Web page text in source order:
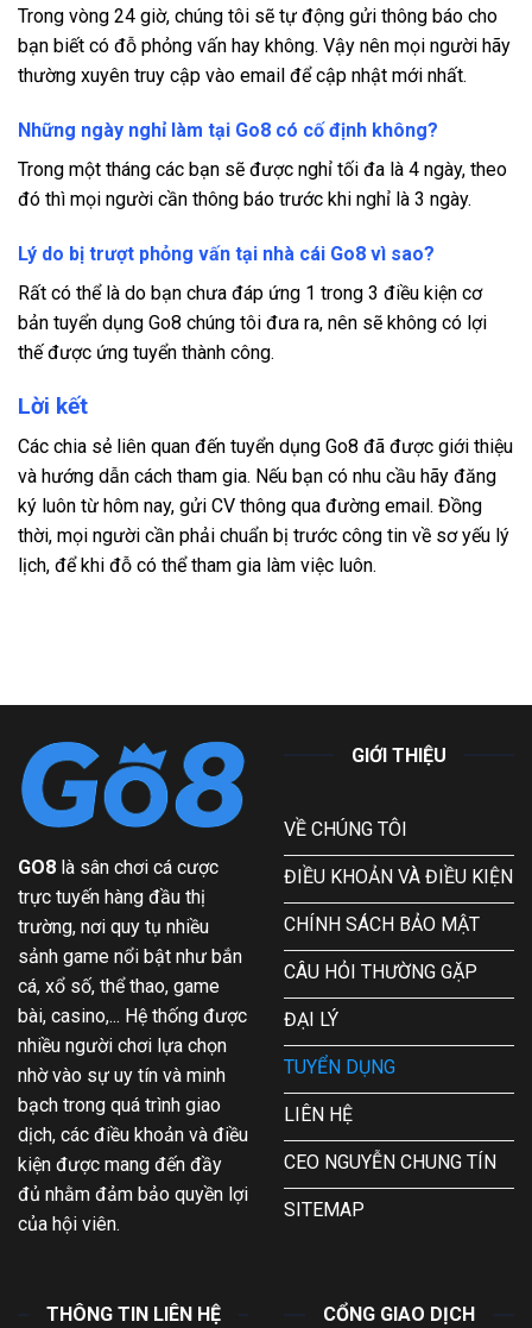
Trong vòng 24 giờ, chúng tôi sẽ tự động gửi thông báo cho
bạn biết có đỗ phỏng vấn hay không. Vậy nên mọi người hãy
thường xuyên truy cập vào email để cập nhật mới nhất.
Những ngày nghỉ làm tại Go8 có cố định không?
Trong một tháng các bạn sẽ được nghỉ tối đa là 4 ngày, theo
đó thì mọi người cần thông báo trước khi nghỉ là 3 ngày.
Lý do bị trượt phỏng vấn tại nhà cái Go8 vì sao?
Rất có thể là do bạn chưa đáp ứng 1 trong 3 điều kiện cơ
bản tuyển dụng Go8 chúng tôi đưa ra, nên sẽ không có lợi
thế được ứng tuyển thành công.
Lời kết
Các chia sẻ liên quan đến tuyển dụng Go8 đã được giới thiệu
và hướng dẫn cách tham gia. Nếu bạn có nhu cầu hãy đăng
ký luôn từ hôm nay, gửi CV thông qua đường email. Đồng
thời, mọi người cần phải chuẩn bị trước công tin về sơ yếu lý
lịch, để khi đỗ có thể tham gia làm việc luôn.
GO8 là sân chơi cá cược
trực tuyến hàng đầu thị
trường, nơi quy tụ nhiều
sảnh game nổi bật như bắn
cá, xổ số, thể thao, game
bài, casino,... Hệ thống được
nhiều người chơi lựa chọn
nhờ vào sự uy tín và minh
bạch trong quá trình giao
dịch, các điều khoản và điều
kiện được mang đến đầy
đủ nhằm đảm bảo quyền lợi
của hội viên.
GIỚI THIỆU
VỀ CHÚNG TÔI
ĐIỀU KHOẢN VÀ ĐIỀU KIỆN
CHÍNH SÁCH BẢO MẬT
CÂU HỎI THƯỜNG GẶP
ĐẠI LÝ
TUYỂN DỤNG
LIÊN HỆ
CEO NGUYỄN CHUNG TÍN
SITEMAP
THÔNG TIN LIÊN HỆ CỔNG GIAO DỊCH